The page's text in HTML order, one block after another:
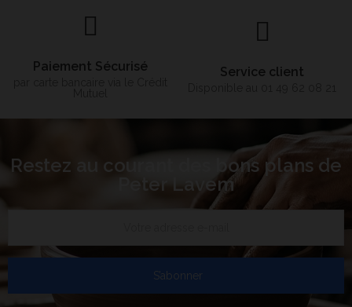
Paiement Sécurisé Service client
Restez au courant des bons plans de
Peter Lavem
S’abonner